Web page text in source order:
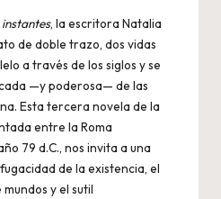
, la escritora Natalia
de doble trazo, dos vidas
a través de los siglos y se
—y poderosa— de las
Esta tercera novela de la
entre la Roma
79 d.C., nos invita a una
de la existencia, el
y el sutil